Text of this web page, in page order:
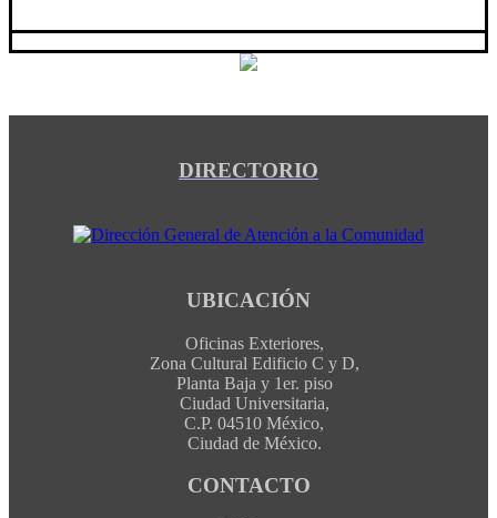
DIRECTORIO
UBICACIÓN
Oficinas Exteriores,
Zona Cultural Edificio C y D,
Planta Baja y 1er. piso
Ciudad Universitaria,
C.P. 04510 México,
Ciudad de México.
CONTACTO